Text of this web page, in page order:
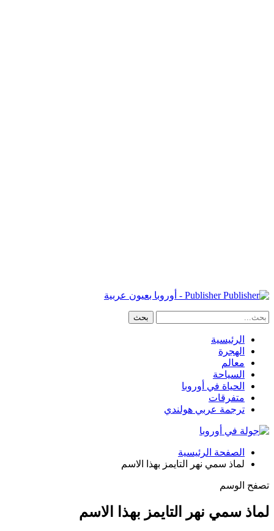
Publisher - أوروبا بعيون عربية
الرئيسية
الهجرة
معالم
السياحة
الحياة في أوروبا
متفرقات
ترجمة عربي هولندي
الصفحة الرئيسية
لماذ سمي نهر التايمز بهذا الاسم
تصفح الوسم
لماذ سمي نهر التايمز بهذا الاسم